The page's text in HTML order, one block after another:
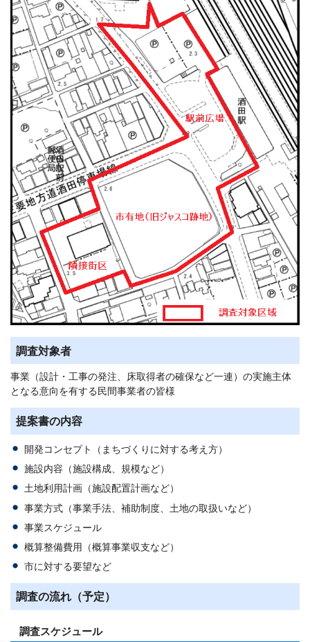
調査対象者
事業（設計・工事の発注、床取得者の確保など一連）の実施主体
となる意向を有する民間事業者の皆様
提案書の内容
開発コンセプト（まちづくりに対する考え方）
施設内容（施設構成、規模など）
土地利用計画（施設配置計画など）
事業方式（事業手法、補助制度、土地の取扱いなど）
事業スケジュール
概算整備費用（概算事業収支など）
市に対する要望など
調査の流れ（予定）
調査スケジュール